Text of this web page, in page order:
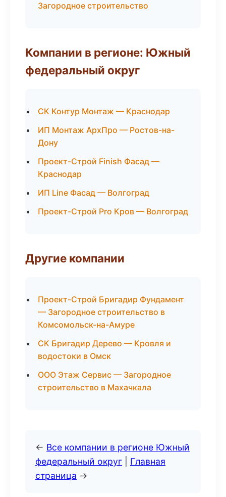
Загородное строительство
Компании в регионе: Южный
федеральный округ
СК Контур Монтаж — Краснодар
ИП Монтаж АрхПро — Ростов-на-
Дону
Проект-Строй Finish Фасад —
Краснодар
ИП Line Фасад — Волгоград
Проект-Строй Pro Кров — Волгоград
Другие компании
Проект-Строй Бригадир Фундамент
— Загородное строительство в
Комсомольск-на-Амуре
СК Бригадир Дерево — Кровля и
водостоки в Омск
ООО Этаж Сервис — Загородное
строительство в Махачкала
← Все компании в регионе Южный
федеральный округ
Главная
страница →